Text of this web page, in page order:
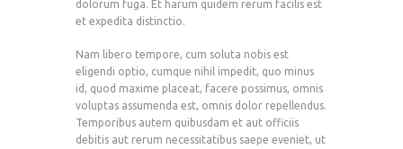
dolorum fuga. Et harum quidem rerum facilis est
et expedita distinctio.
Nam libero tempore, cum soluta nobis est
eligendi optio, cumque nihil impedit, quo minus
id, quod maxime placeat, facere possimus, omnis
voluptas assumenda est, omnis dolor repellendus.
Temporibus autem quibusdam et aut officiis
debitis aut rerum necessitatibus saepe eveniet, ut